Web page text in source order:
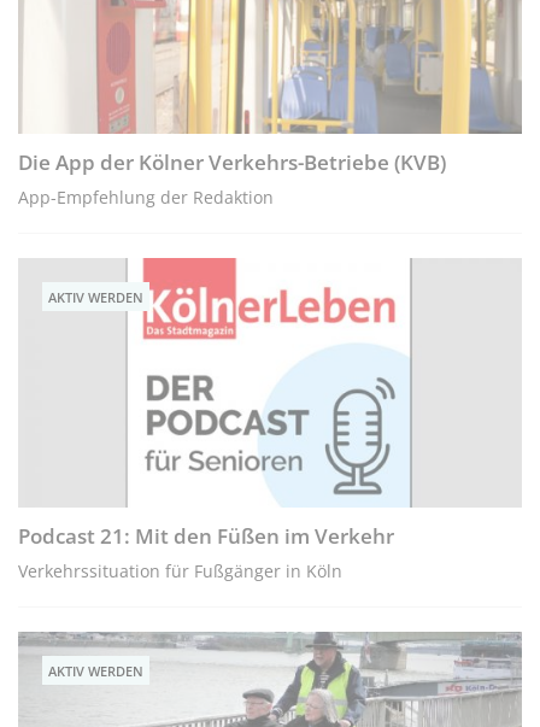
Die App der Kölner Verkehrs-Betriebe (KVB)
App-Empfehlung der Redaktion
AKTIV WERDEN
Podcast 21: Mit den Füßen im Verkehr
Verkehrssituation für Fußgänger in Köln
AKTIV WERDEN